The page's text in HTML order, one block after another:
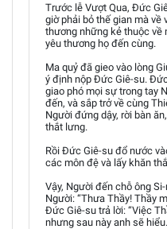
Trước lễ Vượt Qua, Đức
giờ phải bỏ thế gian mà về
thương những kẻ thuộc về
yêu thương họ đến cùng.
Ma quỷ đã gieo vào lòng
ý định nộp Đức Giê-su.
giao phó mọi sự trong tay
đến, và sắp trở về cùng
Người đứng dậy, rời bàn
thắt lưng.
Rồi Đức Giê-su đổ nước
các môn đệ và lấy khăn
Vậy, Người đến chỗ ông
Người: “Thưa Thầy! Thầy
Đức Giê-su trả lời: “Việc
nhưng sau này anh sẽ